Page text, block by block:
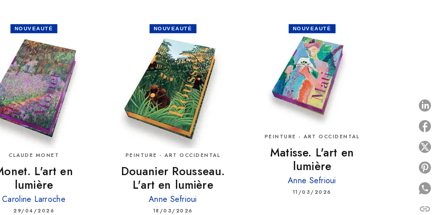
NOUVEAUTÉ
CLAUDE MONET
L'art en
lumière
Caroline Larroche
29/04/2026
NOUVEAUTÉ
PEINTURE - ART OCCIDENTAL
Douanier Rousseau.
L'art en lumière
Anne Sefrioui
18/03/2026
NOUVEAUTÉ
PEINTURE - ART OCCIDENTAL
Matisse. L'art en
lumière
Anne Sefrioui
11/03/2026
link